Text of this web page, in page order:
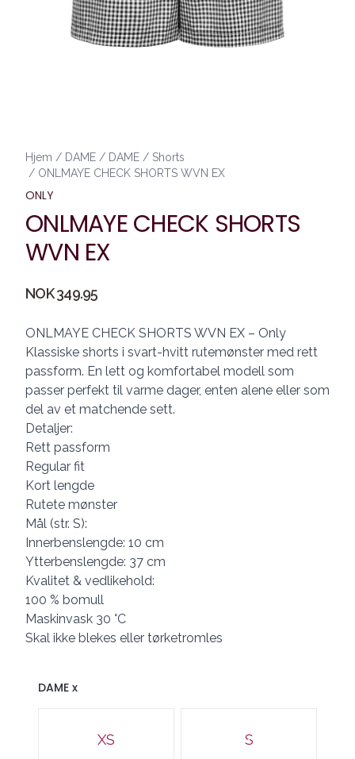
Hjem / DAME / DAME / Shorts
/ ONLMAYE CHECK SHORTS WVN EX
ONLY
ONLMAYE CHECK SHORTS
WVN EX
Produktdetaljer
NOK 349.95
Description
ONLMAYE CHECK SHORTS WVN EX – Only
Klassiske shorts i svart-hvitt rutemønster med rett
passform. En lett og komfortabel modell som
passer perfekt til varme dager, enten alene eller som
del av et matchende sett.
Detaljer:
Rett passform
Regular fit
Kort lengde
Rutete mønster
Mål (str. S):
Innerbenslengde: 10 cm
Ytterbenslengde: 37 cm
Kvalitet & vedlikehold:
100 % bomull
Maskinvask 30 °C
Skal ikke blekes eller tørketromles
DAME x
Velg en DAME x
XS S